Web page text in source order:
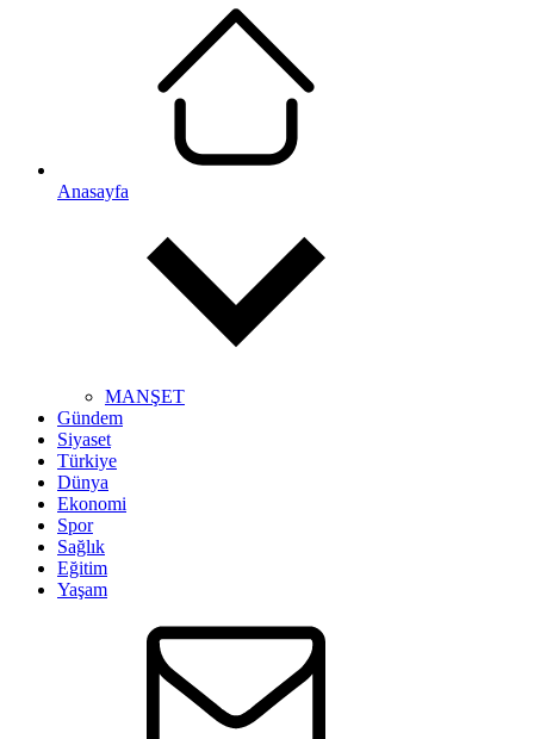
Anasayfa
MANŞET
Gündem
Siyaset
Türkiye
Dünya
Ekonomi
Spor
Sağlık
Eğitim
Yaşam